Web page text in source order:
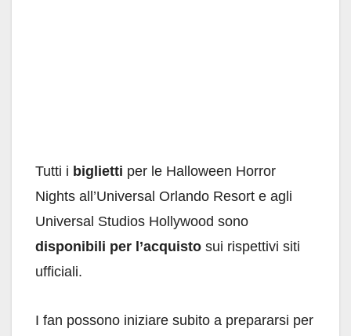
Tutti i biglietti per le Halloween Horror
Nights all’Universal Orlando Resort e agli
Universal Studios Hollywood sono
disponibili per l’acquisto sui rispettivi siti
ufficiali.
I fan possono iniziare subito a prepararsi per